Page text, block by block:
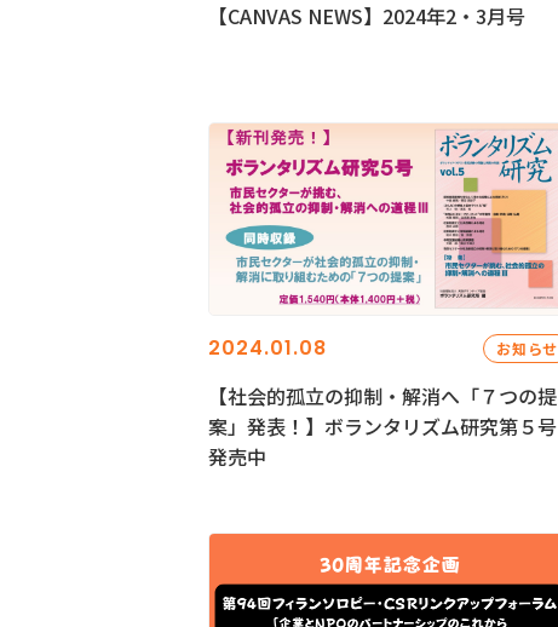
【CANVAS NEWS】2024年2・3月号
2024.01.08 お知らせ
【社会的孤立の抑制・解消へ「７つの提
案」発表！】ボランタリズム研究第５号
発売中